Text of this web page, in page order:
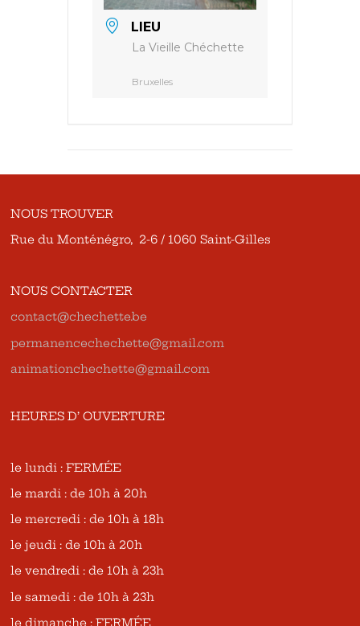
LIEU
La Vieille Chéchette
Bruxelles
NOUS TROUVER
Rue du Monténégro, 2-6 / 1060 Saint-Gilles
NOUS CONTACTER
contact@chechette.be
permanencechechette@gmail.com
animationchechette@gmail.com
HEURES D’ OUVERTURE
le lundi : FERMÉE
le mardi : de 10h à 20h
le mercredi : de 10h à 18h
le jeudi : de 10h à 20h
le vendredi : de 10h à 23h
le samedi : de 10h à 23h
le dimanche : FERMÉE